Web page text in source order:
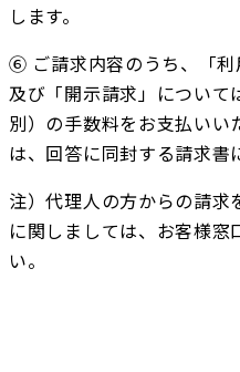
します。
⑥ ご請求内容のうち、「利
及び「開示請求」につい
別）の手数料をお支払いい
は、回答に同封する請求書
注）代理人の方からの請求
に関しましては、お客様窓
い。